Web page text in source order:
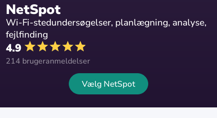
NetSpot
Wi-Fi-stedundersøgelser, planlægning, analyse,
fejlfinding
4.9
214 brugeranmeldelser
Vælg NetSpot